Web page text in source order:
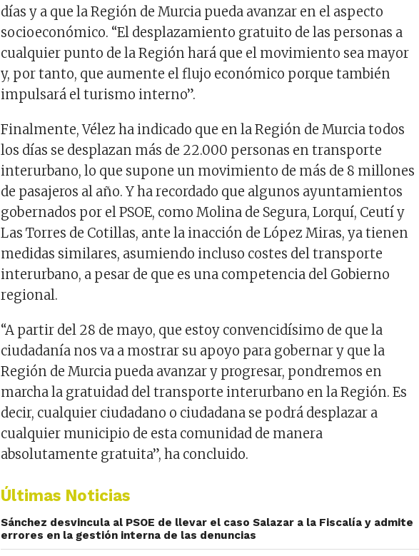
días y a que la Región de Murcia pueda avanzar en el aspecto
socioeconómico. “El desplazamiento gratuito de las personas a
cualquier punto de la Región hará que el movimiento sea mayor
y, por tanto, que aumente el flujo económico porque también
impulsará el turismo interno”.
Finalmente, Vélez ha indicado que en la Región de Murcia todos
los días se desplazan más de 22.000 personas en transporte
interurbano, lo que supone un movimiento de más de 8 millones
de pasajeros al año. Y ha recordado que algunos ayuntamientos
gobernados por el PSOE, como Molina de Segura, Lorquí, Ceutí y
Las Torres de Cotillas, ante la inacción de López Miras, ya tienen
medidas similares, asumiendo incluso costes del transporte
interurbano, a pesar de que es una competencia del Gobierno
regional.
“A partir del 28 de mayo, que estoy convencidísimo de que la
ciudadanía nos va a mostrar su apoyo para gobernar y que la
Región de Murcia pueda avanzar y progresar, pondremos en
marcha la gratuidad del transporte interurbano en la Región. Es
decir, cualquier ciudadano o ciudadana se podrá desplazar a
cualquier municipio de esta comunidad de manera
absolutamente gratuita”, ha concluido.
Últimas Noticias
Sánchez desvincula al PSOE de llevar el caso Salazar a la Fiscalía y admite
errores en la gestión interna de las denuncias